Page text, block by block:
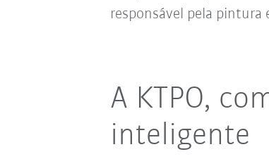
responsável pela
A KTPO,
inteligente